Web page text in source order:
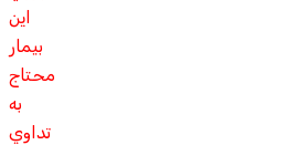
اين
بيمار
محتاج
به
تداوي